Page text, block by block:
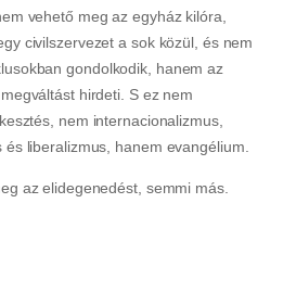
vehető meg az egyház kilóra,
civilszervezet a sok közül, és nem
gondolkodik, hanem az
hirdeti. S ez nem
nem internacionalizmus,
liberalizmus, hanem evangélium.
az elidegenedést, semmi más.